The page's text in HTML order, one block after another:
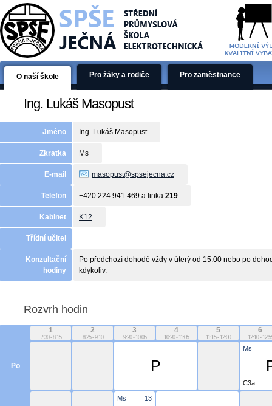
O naší škole Pro žáky a rodiče Pro zaměstnance
Ing. Lukáš Masopust
Jméno Ing. Lukáš Masopust
Zkratka Ms
E-mail masopust@spsejecna.cz
Telefon +420 224 941 469 a linka 219
Kabinet K12
Třídní učitel
Konzultační
hodiny
Po předchozí dohodě vždy v úterý od 15:00 nebo po
kdykoliv.
Rozvrh hodin
1
7:30 - 8:15
2
8:25 - 9:10
3
9:20 - 10:05
4
10:20 - 11:05
5
11:15 - 12:00
6
12:10 -
Po P
Ms
C3a
13
Ms